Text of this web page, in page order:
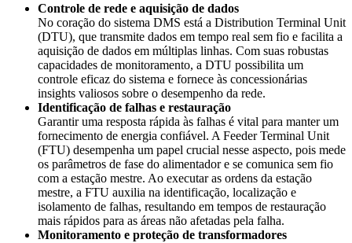
Controle de rede e aquisição de dados
No coração do sistema DMS está a Distribution Terminal Unit
(DTU), que transmite dados em tempo real sem fio e facilita a
aquisição de dados em múltiplas linhas. Com suas robustas
capacidades de monitoramento, a DTU possibilita um
controle eficaz do sistema e fornece às concessionárias
insights valiosos sobre o desempenho da rede.
Identificação de falhas e restauração
Garantir uma resposta rápida às falhas é vital para manter um
fornecimento de energia confiável. A Feeder Terminal Unit
(FTU) desempenha um papel crucial nesse aspecto, pois mede
os parâmetros de fase do alimentador e se comunica sem fio
com a estação mestre. Ao executar as ordens da estação
mestre, a FTU auxilia na identificação, localização e
isolamento de falhas, resultando em tempos de restauração
mais rápidos para as áreas não afetadas pela falha.
Monitoramento e proteção de transformadores